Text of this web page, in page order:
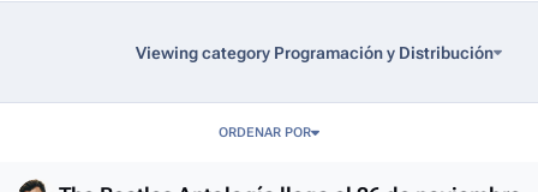
Viewing category Programación y Distribución
ORDENAR POR